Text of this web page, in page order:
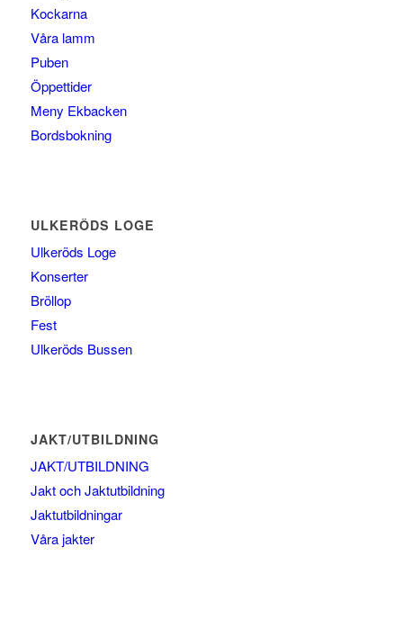
Kockarna
Våra lamm
Puben
Öppettider
Meny Ekbacken
Bordsbokning
ULKERÖDS LOGE
Ulkeröds Loge
Konserter
Bröllop
Fest
Ulkeröds Bussen
JAKT/UTBILDNING
JAKT/UTBILDNING
Jakt och Jaktutbildning
Jaktutbildningar
Våra jakter